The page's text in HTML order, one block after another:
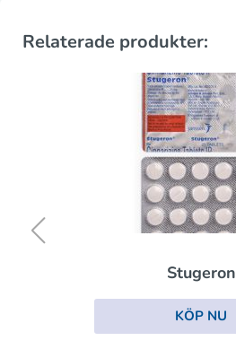
Relaterade produkter:
Stugeron
KÖP NU